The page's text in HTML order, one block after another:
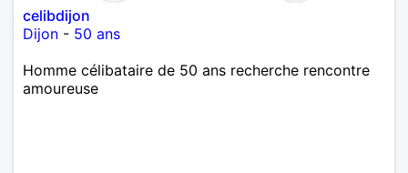
celibdijon
Dijon - 50 ans
Homme célibataire de 50 ans recherche rencontre
amoureuse